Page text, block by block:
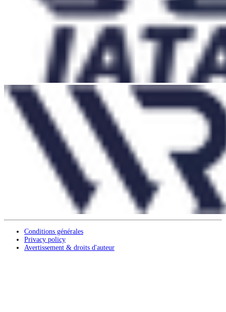
Conditions générales
Privacy policy
Avertissement & droits d'auteur